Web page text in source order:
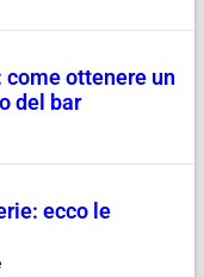
come ottenere un
del bar
ecco le